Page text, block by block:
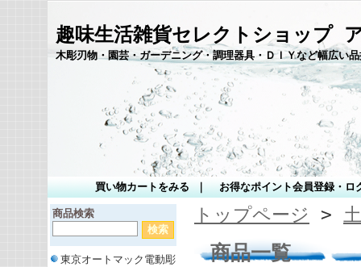
趣味生活雑貨セレクトショップ
木彫刃物・園芸・ガーデニング・調理器具・ＤＩＹなど幅広い
買い物カートをみる お得なポイント会員登録・ロ
商品検索
東京オートマック電動彫
トップページ >
商品一覧